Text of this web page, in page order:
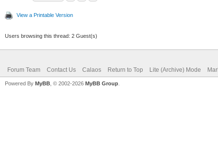
View a Printable Version
Users browsing this thread: 2 Guest(s)
Forum Team Contact Us Calaos Return to Top Lite (Archive) Mode
Powered By MyBB , © 2002-2026 MyBB Group